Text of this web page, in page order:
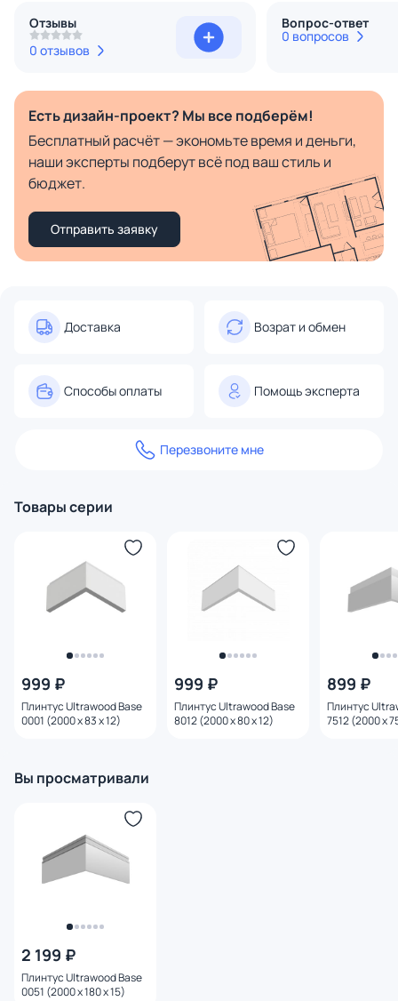
Отзывы
0 отзывов
Вопрос-ответ
0 вопросов
Есть дизайн-проект? Мы все подберём!
Бесплатный расчёт — экономьте время и деньги,
наши эксперты подберут всё под ваш стиль и
бюджет.
Отправить заявку
Доставка Возрат и обмен
Способы оплаты Помощь эксперта
Перезвоните мне
Товары серии
999 ₽
Плинтус Ultrawood Base
0001 (2000 x 83 x 12)
999 ₽
Плинтус Ultrawood Base
8012 (2000 x 80 x 12)
899 ₽
Плинтус
7512 (2000 х
Вы просматривали
2 199 ₽
Плинтус Ultrawood Base
0051 (2000 x 180 x 15)